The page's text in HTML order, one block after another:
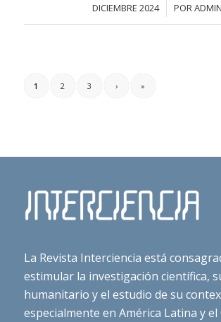
DICIEMBRE 2024
/ PORADMIN
1 2 3 › »
La Revista Interciencia está
estimular la investigación científica,
humanitario y el estudio de su
especialmente en América Latina y el